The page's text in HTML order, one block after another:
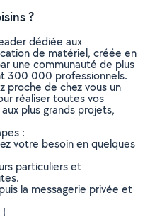
?
dédiée aux
de matériel, créée en
une communauté de plus
300 000 professionnels.
proche de chez vous un
réaliser toutes vos
plus grands projets,
:
votre besoin en quelques
particuliers et
la messagerie privée et